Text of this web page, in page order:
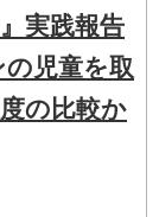
実践報告
児童を取
の比較か